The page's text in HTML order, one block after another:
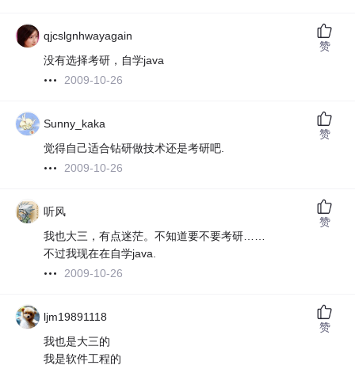
qjcslgnhwayagain
没有选择考研，自学java
2009-10-26
赞
Sunny_kaka
觉得自己适合钻研做技术还是考研吧.
2009-10-26
赞
听风
我也大三，有点迷茫。不知道要不要考研……
不过我现在在自学java.
2009-10-26
赞
ljm19891118
我也是大三的
我是软件工程的
赞